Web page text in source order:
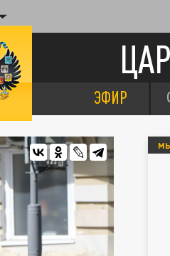
ЭФИР